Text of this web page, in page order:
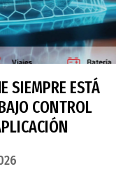
SIEMPRE ESTÁ
CONTROL